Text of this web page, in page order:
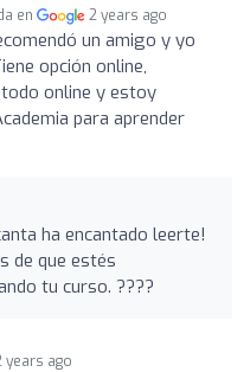
en 2 years ago
un amigo y yo
opción online,
online y estoy
para aprender
ha encantado leerte!
de que estés
tu curso. ????
years ago